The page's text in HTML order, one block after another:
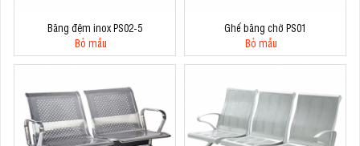
Băng đệm inox PS02-5
Bỏ mẫu
Ghế băng chờ PS01
Bỏ mẫu